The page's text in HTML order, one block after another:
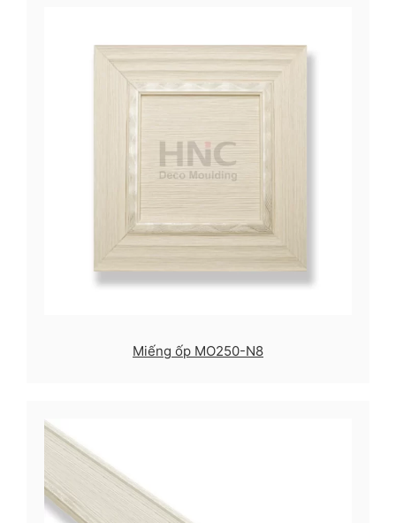
Miếng ốp MO250-N8